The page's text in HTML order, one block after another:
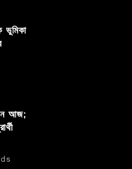
ভুমিকা
আজ;